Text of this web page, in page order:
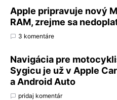
Apple pripravuje nový
RAM, zrejme sa
3 komentáre
Navigácia pre
Sygicu je už v Apple
a Android Auto
pridaj komentár